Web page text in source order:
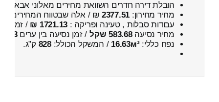
הובלת דירה חדרים השוואת מחירים מאלוני אבא ←
מחיר מחירון: 2377.51 ₪ / אלה שבטווח המחירים
עבודות סבלות , טעינה ופריקה : 1721.13 ₪ / זמן :
מחיר נסיעה583.68 שקל / זמן נסיעה בין ערים43 דקות
נפח כללי:16.63м³ / המשקל הכולל:828 ק”ג.